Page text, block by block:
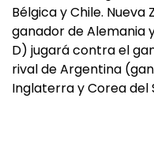
Bélgica y Chile.
ganador de Alemania
D) jugará contra el
rival de Argentina
Inglaterra y Corea del